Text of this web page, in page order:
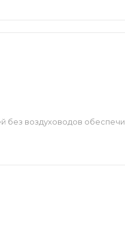
без воздуховодов